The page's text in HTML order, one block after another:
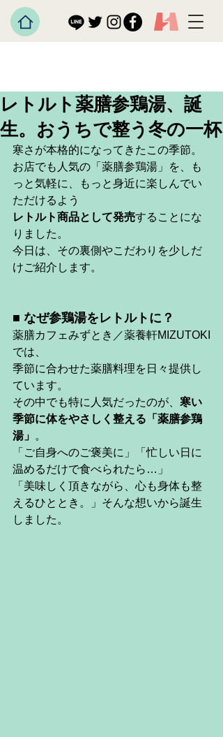
レトルト薬膳参鶏湯、誕
生。おうちで整う冬の一杯
寒さが本格的になってきたこの季節。
お店でも人気の「薬膳参鶏湯」を、も
っと気軽に、もっと身近に楽しんでい
ただけるよう
レトルト商品として発売することにな
りました。
今日は、その裏側やこだわりを少しだ
けご紹介します。
■ なぜ参鶏湯をレトルトに？
薬膳カフェみずとき／薬養軒MIZUTOKI
では、
季節に合わせた薬膳料理を日々提供し
ています。
その中でも特に人気だったのが、 寒い
季節に体をやさしく整える「薬膳参鶏
湯」 。
「ご自身へのご褒美に」「忙しい日に
温めるだけで食べられたら…」
「美味しく頂きながら、心も身体も整
えるひととき。」そんな想いから誕生
しました。